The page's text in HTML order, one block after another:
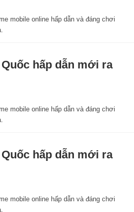
mobile online hấp dẫn và đáng chơi
hấp dẫn mới ra
mobile online hấp dẫn và đáng chơi
hấp dẫn mới ra
mobile online hấp dẫn và đáng chơi